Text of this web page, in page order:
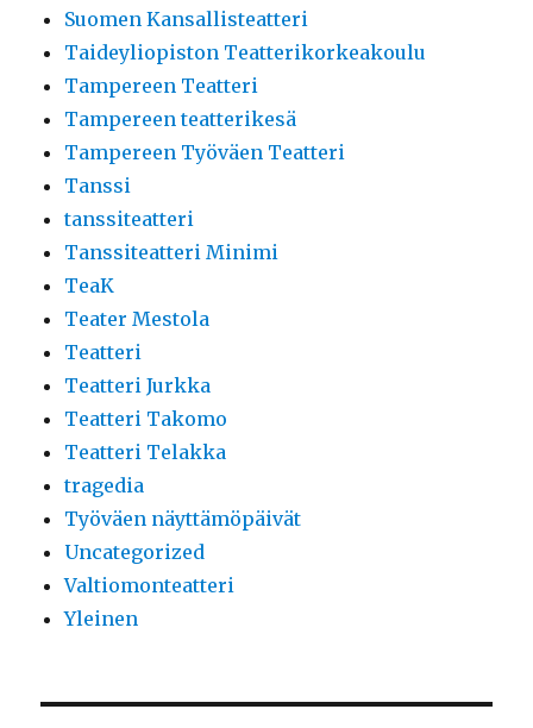
Suomen Kansallisteatteri
Taideyliopiston Teatterikorkeakoulu
Tampereen Teatteri
Tampereen teatterikesä
Tampereen Työväen Teatteri
Tanssi
tanssiteatteri
Tanssiteatteri Minimi
TeaK
Teater Mestola
Teatteri
Teatteri Jurkka
Teatteri Takomo
Teatteri Telakka
tragedia
Työväen näyttämöpäivät
Uncategorized
Valtiomonteatteri
Yleinen